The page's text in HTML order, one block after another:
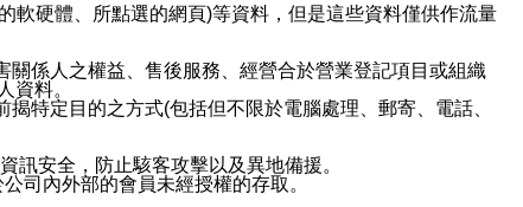
軟硬體、所點選的網頁)等資料，但是這些資料僅供作流量
係人之權益、售後服務、經營合於營業登記項目或組織
資料。
特定目的之方式(包括但不限於電腦處理、郵寄、電話、
訊安全，防止駭客攻擊以及異地備援。
司內外部的會員未經授權的存取。